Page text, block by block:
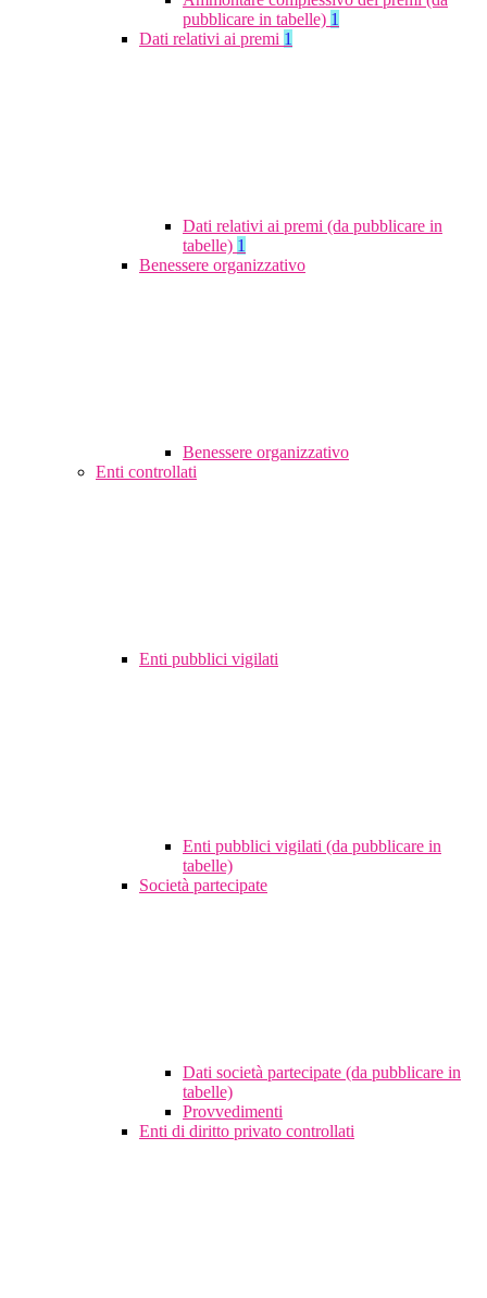
pubblicare in tabelle) 1
Dati relativi ai premi 1
Dati relativi ai premi (da pubblicare in
tabelle) 1
Benessere organizzativo
Benessere organizzativo
Enti controllati
Enti pubblici vigilati
Enti pubblici vigilati (da pubblicare in
tabelle)
Società partecipate
Dati società partecipate (da pubblicare in
tabelle)
Provvedimenti
Enti di diritto privato controllati